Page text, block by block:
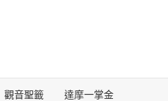
觀音聖籤 達摩一掌金